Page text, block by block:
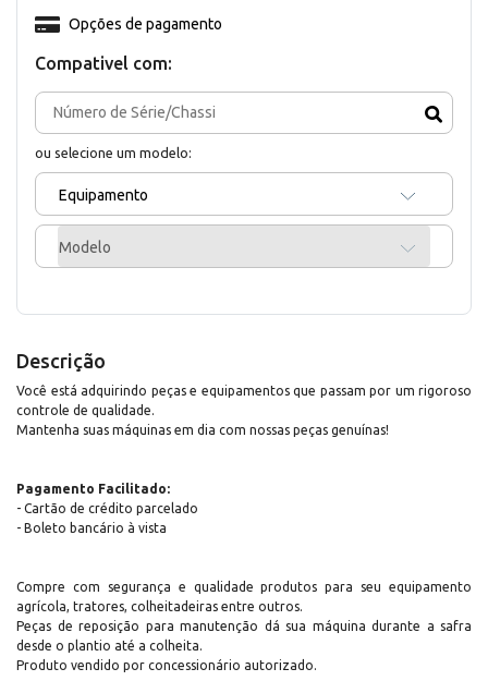
Compativel com:
ou selecione um modelo:
Equipamento
Modelo
Opções de pagamento
Descrição
Você está adquirindo peças e equipamentos que passam por um rigoroso
controle de qualidade.
Mantenha suas máquinas em dia com nossas peças genuínas!
Pagamento Facilitado:
- Cartão de crédito parcelado
- Boleto bancário à vista
Compre com segurança e qualidade produtos para seu equipamento
agrícola, tratores, colheitadeiras entre outros.
Peças de reposição para manutenção dá sua máquina durante a safra
desde o plantio até a colheita.
Produto vendido por concessionário autorizado.